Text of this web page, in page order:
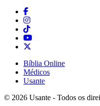
Bíblia Online
Médicos
Usante
© 2026 Usante - Todos os